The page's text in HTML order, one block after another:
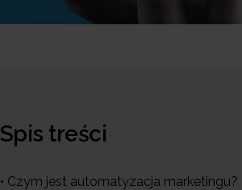
Spis treści
• Czym jest automatyzacja marketingu?